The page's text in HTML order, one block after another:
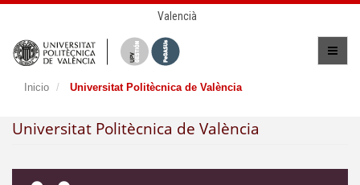
Valencià
Inicio Universitat Politècnica de València
Universitat Politècnica de València